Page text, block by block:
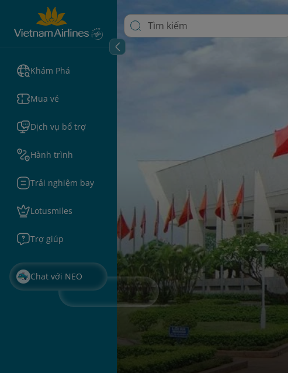
Khám Phá
Mua vé
Dịch vụ bổ trợ
Hành trình
Trải nghiệm bay
Lotusmiles
Trợ giúp
Chat với NEO